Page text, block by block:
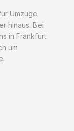
Umzüge
hinaus. Bei
in Frankfurt
um